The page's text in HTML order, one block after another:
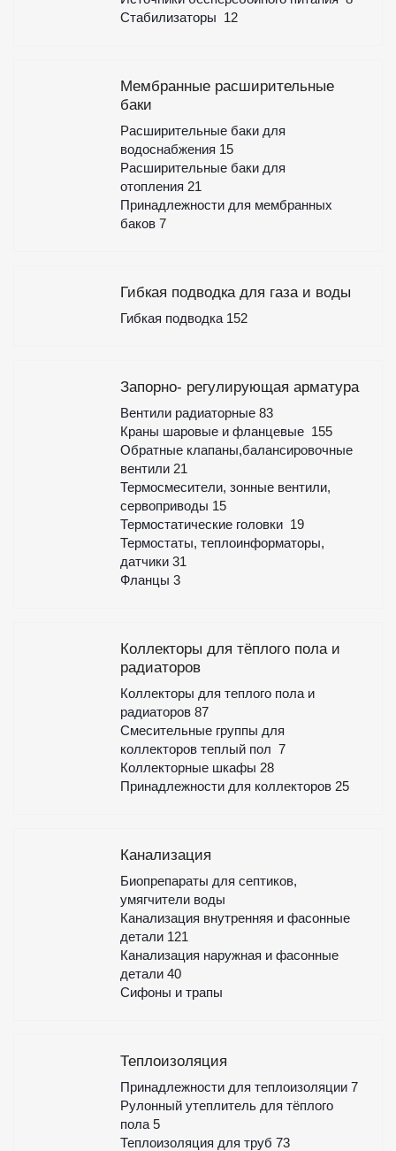
Стабилизаторы 12
Мембранные расширительные
баки
Расширительные баки для
водоснабжения 15
Расширительные баки для
отопления 21
Принадлежности для мембранных
баков 7
Гибкая подводка для газа и воды
Гибкая подводка 152
Запорно- регулирующая арматура
Вентили радиаторные 83
Краны шаровые и фланцевые 155
Обратные клапаны,балансировочные
вентили 21
Термосмесители, зонные вентили,
сервоприводы 15
Термостатические головки 19
Термостаты, теплоинформаторы,
датчики 31
Фланцы 3
Коллекторы для тёплого пола и
радиаторов
Коллекторы для теплого пола и
радиаторов 87
Смесительные группы для
коллекторов теплый пол 7
Коллекторные шкафы 28
Принадлежности для коллекторов 25
Канализация
Биопрепараты для септиков,
умягчители воды
Канализация внутренняя и фасонные
детали 121
Канализация наружная и фасонные
детали 40
Сифоны и трапы
Теплоизоляция
Принадлежности для теплоизоляции 7
Рулонный утеплитель для тёплого
пола 5
Теплоизоляция для труб 73